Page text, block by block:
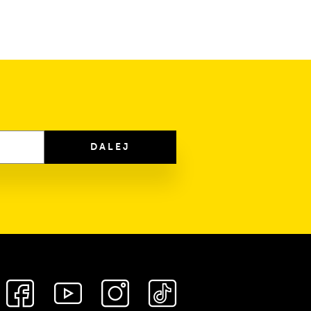
DALEJ
społecznościowe